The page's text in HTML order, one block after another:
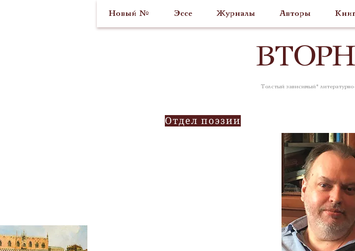
Новый № Эссе Журналы Авторы
ВТОР
Толстый зависимый*
Отдел поэзии